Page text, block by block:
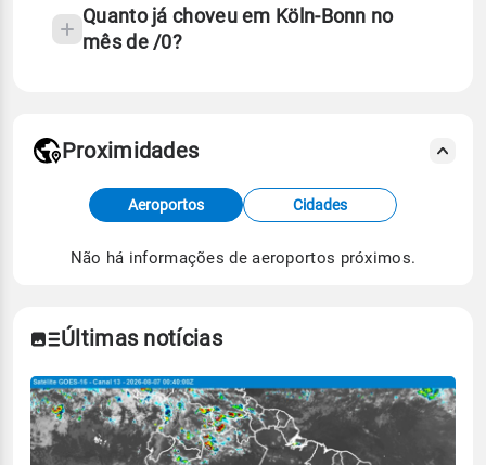
Quanto já choveu em Köln-Bonn no
mês de /0?
Fonte: dados combinados de estações
meteorológicas e satélite do Centro de Previsão
de Tempo e Estudos Climáticos (CPTEC).
Proximidades
Aeroportos Cidades
Não há informações de aeroportos próximos.
Últimas notícias